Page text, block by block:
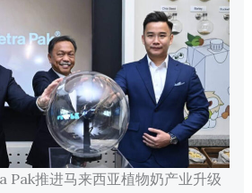
推进马来西亚植物奶产业升级